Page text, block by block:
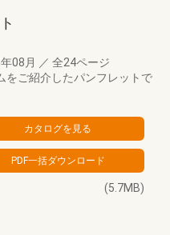
08月 ／ 全24ページ
をご紹介したパンフレットで
(5.7MB)